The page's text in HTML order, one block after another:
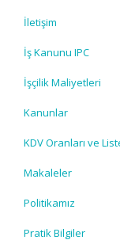
İletişim
İş Kanunu IPC
İşçilik Maliyetleri
Kanunlar
KDV Oranları ve
Makaleler
Politikamız
Pratik Bilgiler